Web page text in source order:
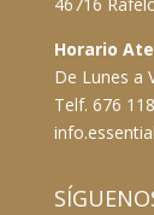
Horario
De Lunes a
Telf. 676